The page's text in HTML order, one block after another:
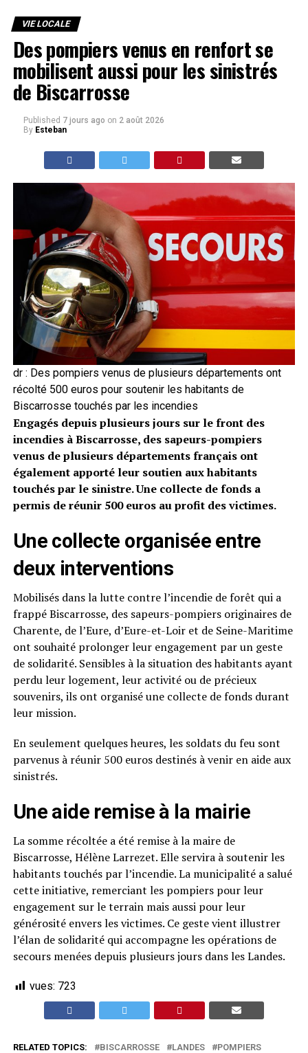
VIE LOCALE
Des pompiers venus en renfort se
mobilisent aussi pour les sinistrés
de Biscarrosse
Published 7 jours ago on 2 août 2026
By Esteban
dr : Des pompiers venus de plusieurs départements ont
récolté 500 euros pour soutenir les habitants de
Biscarrosse touchés par les incendies
Engagés depuis plusieurs jours sur le front des
incendies à Biscarrosse, des sapeurs-pompiers
venus de plusieurs départements français ont
également apporté leur soutien aux habitants
touchés par le sinistre. Une collecte de fonds a
permis de réunir 500 euros au profit des victimes.
Une collecte organisée entre
deux interventions
Mobilisés dans la lutte contre l’incendie de forêt qui a
frappé Biscarrosse, des sapeurs-pompiers originaires de
Charente, de l’Eure, d’Eure-et-Loir et de Seine-Maritime
ont souhaité prolonger leur engagement par un geste
de solidarité. Sensibles à la situation des habitants ayant
perdu leur logement, leur activité ou de précieux
souvenirs, ils ont organisé une collecte de fonds durant
leur mission.
En seulement quelques heures, les soldats du feu sont
parvenus à réunir 500 euros destinés à venir en aide aux
sinistrés.
Une aide remise à la mairie
La somme récoltée a été remise à la maire de
Biscarrosse, Hélène Larrezet. Elle servira à soutenir les
habitants touchés par l’incendie. La municipalité a salué
cette initiative, remerciant les pompiers pour leur
engagement sur le terrain mais aussi pour leur
générosité envers les victimes. Ce geste vient illustrer
l’élan de solidarité qui accompagne les opérations de
secours menées depuis plusieurs jours dans les Landes.
vues: 723
RELATED TOPICS: BISCARROSSE LANDES POMPIERS